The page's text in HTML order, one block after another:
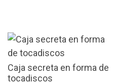
Caja secreta en forma de
tocadiscos